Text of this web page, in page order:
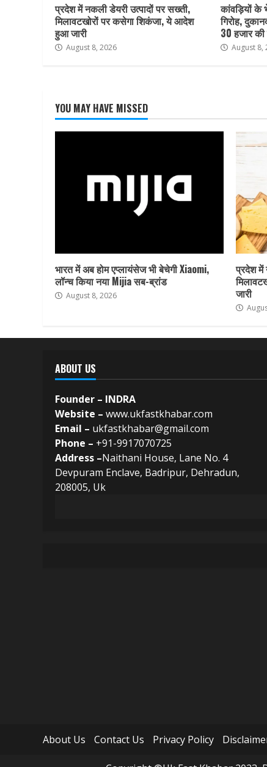
प्रदेश में नकली डेयरी उत्पादों पर सख्ती,
मिलावटखोरों पर कसेगा शिकंजा, ये आदेश
हुआ जारी
August 8, 2026
कांवड़ियों के
गिरोह,
30 हजार
August 8,
YOU MAY HAVE MISSED
भारत में अब होम एप्लायंसेज भी बेचेगी Xiaomi,
लॉन्च किया नया Mijia सब-ब्रांड
August 8, 2026
प्रदेश में
जारी
ABOUT US
Founder – INDRA
Website – www.ukfastkhabar.com
Email – ukfastkhabar@gmail.com
Phone – +91-9917070725
Address –Naithani House, Lane No. 4
Devpuram Enclave, Badripur, Dehradun,
208005, Uk
About Us Contact Us Privacy Policy